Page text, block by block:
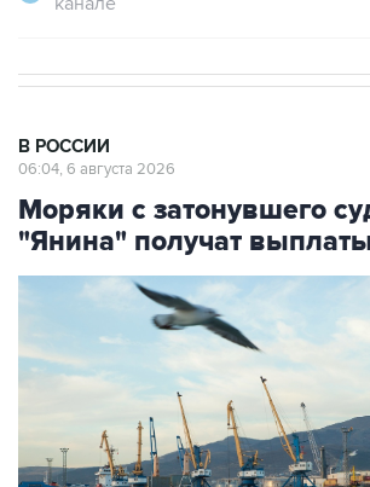
В РОССИИ
06:04, 6 августа 2026
Моряки с затонувшего
"Янина" получат